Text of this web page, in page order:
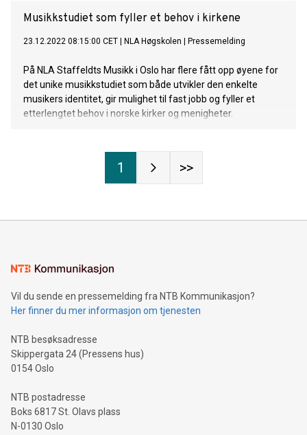
Musikkstudiet som fyller et behov i kirkene
23.12.2022 08:15:00 CET NLA Høgskolen Pressemelding
På NLA Staffeldts Musikk i Oslo har flere fått opp øyene for
det unike musikkstudiet som både utvikler den enkelte
musikers identitet, gir mulighet til fast jobb og fyller et
etterlengtet behov i norske kirker og menigheter.
1 >>
Vil du sende en pressemelding fra NTB Kommunikasjon?
Her finner du mer informasjon om tjenesten
NTB besøksadresse
Skippergata 24 (Pressens hus)
0154 Oslo
NTB postadresse
Boks 6817 St. Olavs plass
N-0130 Oslo